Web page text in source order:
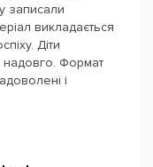
записали
викладається
Діти
Формат
і